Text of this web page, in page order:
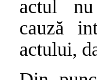
actul nu
cauză
actului,